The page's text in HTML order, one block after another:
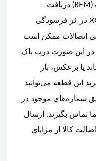
باک را از ماژول الکترونیکی عقب (REM) دریافت
می‌نماید. قفل درب باک ولوو XC90 در اثر فرسودگی
اتصالات ممکن است
این صورت درب باک
یا برعکس، باز
این قطعه می‌توانید
شماره‌های موجود در
تماس بگیرید. ارسال
کالا از مزایای